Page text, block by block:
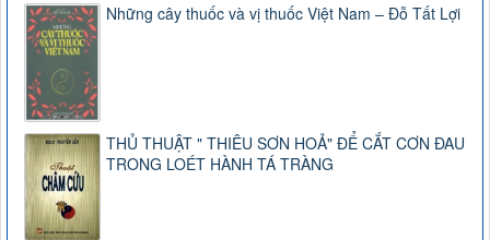
Những cây thuốc và vị thuốc Việt Nam – Đỗ Tất Lợi
THỦ THUẬT " THIÊU SƠN HOẢ" ĐỂ CẮT CƠN ĐAU
TRONG LOÉT HÀNH TÁ TRÀNG